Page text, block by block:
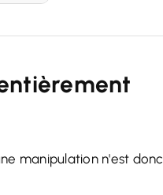
manipulation n'est donc